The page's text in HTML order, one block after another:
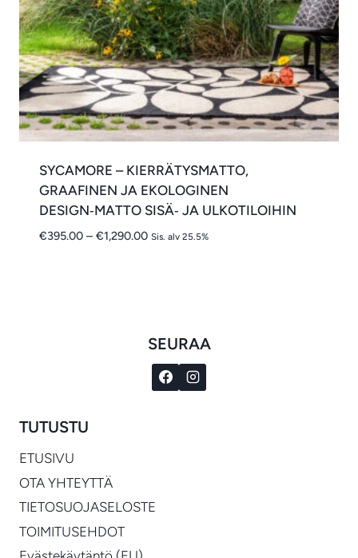
SYCAMORE – KIERRÄTYSMATTO,
GRAAFINEN JA EKOLOGINEN
DESIGN‑MATTO SISÄ‑ JA ULKOTILOIHIN
€395.00 – €1,290.00Hintaluokka:
Sis. alv 25.5%
SEURAA
TUTUSTU
ETUSIVU
OTA YHTEYTTÄ
TIETOSUOJASELOSTE
TOIMITUSEHDOT